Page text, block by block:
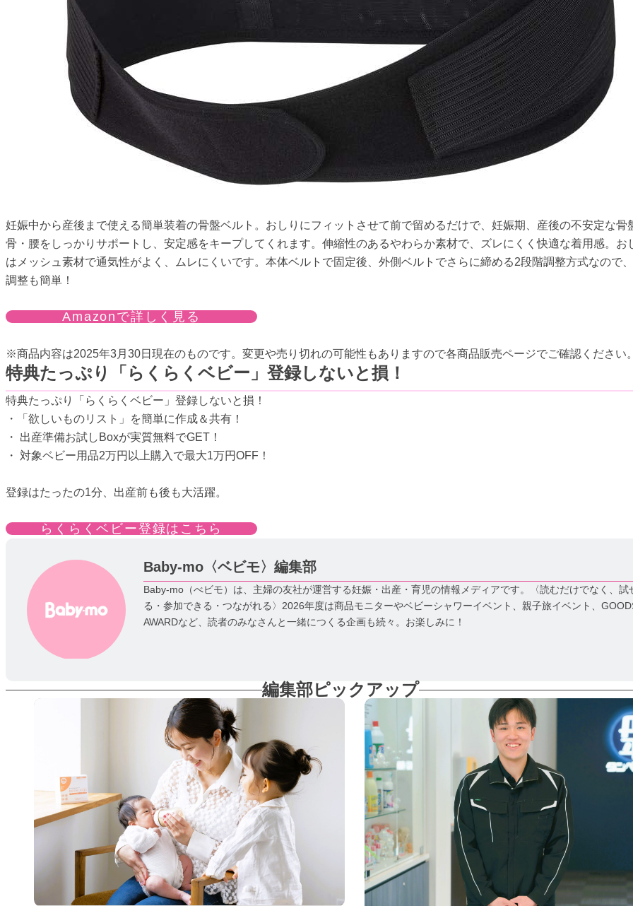
妊娠中から産後まで使える簡単装着の骨盤ベルト。おしりにフィットさせて前で留めるだけで、妊娠期、産後の不安定な骨
骨・腰をしっかりサポートし、安定感をキープしてくれます。伸縮性のあるやわらか素材で、ズレにくく快適な着用感。お
はメッシュ素材で通気性がよく、ムレにくいです。本体ベルトで固定後、外側ベルトでさらに締める2段階調整方式なので
調整も簡単！
Amazonで詳しく見る
※商品内容は2025年3月30日現在のものです。変更や売り切れの可能性もありますので各商品販売ページでご確認ください
特典たっぷり「らくらくベビー」登録しないと損！
特典たっぷり「らくらくベビー」登録しないと損！
・「欲しいものリスト」を簡単に作成＆共有！
・ 出産準備お試しBoxが実質無料でGET！
・ 対象ベビー用品2万円以上購入で最大1万円OFF！
登録はたったの1分、出産前も後も大活躍。
らくらくベビー登録はこちら
Baby-mo〈ベビモ〉編集部
Baby-mo（べビモ）は、主婦の友社が運営する妊娠・出産・育児の情報メディアです。〈読むだけでなく、試
る・参加できる・つながれる〉2026年度は商品モニターやベビーシャワーイベント、親子旅イベント、
AWARDなど、読者のみなさんと一緒につくる企画も続々。お楽しみに！
編集部ピックアップ